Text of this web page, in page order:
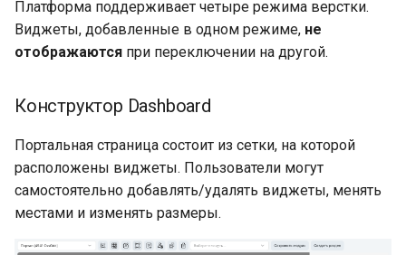
Платформа поддерживает четыре режима верстки.
Виджеты, добавленные в одном режиме, не
отображаются при переключении на другой.
Конструктор Dashboard
Портальная страница состоит из сетки, на которой
расположены виджеты. Пользователи могут
самостоятельно добавлять/удалять виджеты, менять
местами и изменять размеры.